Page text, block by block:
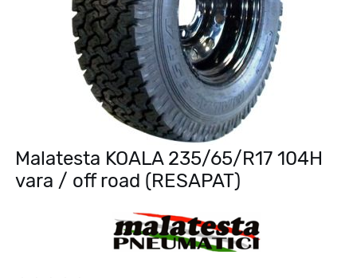
Malatesta KOALA 235/65/R17 104H
vara / off road (RESAPAT)